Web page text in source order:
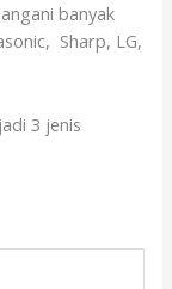
banyak
Sharp, LG,
3 jenis